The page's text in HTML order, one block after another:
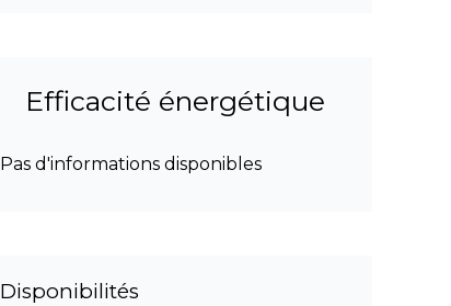
Efficacité énergétique
Pas d'informations disponibles
Disponibilités